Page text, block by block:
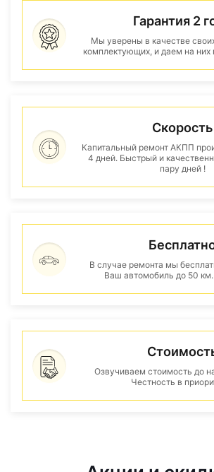
Гарантия 2
Мы уверены в качестве
комплектующих, и даем на них
Скорость
Капитальный ремонт АКПП
4 дней. Быстрый и
пару дней !
В случае ремонта мы
Ваш автомобиль до 50
Озвучиваем стоимость до
Честность в